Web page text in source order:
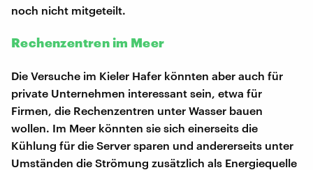
noch nicht mitgeteilt.
Rechenzentren im Meer
Die Versuche im Kieler Hafer könnten aber auch für
private Unternehmen interessant sein, etwa für
Firmen, die Rechenzentren unter Wasser bauen
wollen. Im Meer könnten sie sich einerseits die
Kühlung für die Server sparen und andererseits unter
Umständen die Strömung zusätzlich als Energiequelle